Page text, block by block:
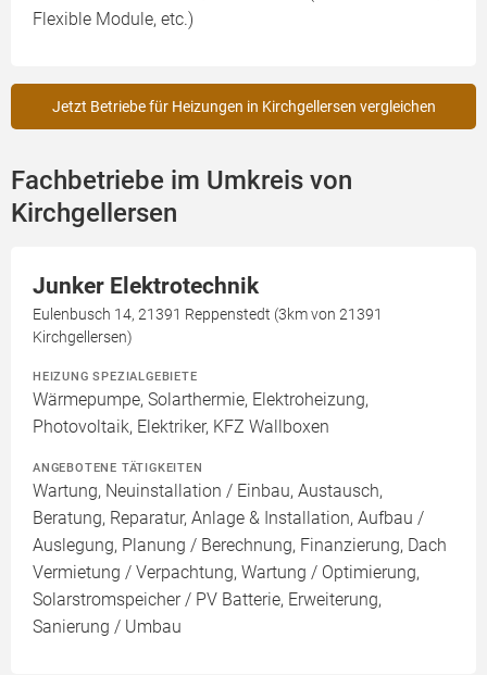
Flexible Module, etc.)
Jetzt Betriebe für Heizungen in Kirchgellersen vergleichen
Fachbetriebe im Umkreis von
Kirchgellersen
Junker Elektrotechnik
Eulenbusch 14, 21391 Reppenstedt (3km von 21391
Kirchgellersen)
HEIZUNG SPEZIALGEBIETE
Wärmepumpe, Solarthermie, Elektroheizung,
Photovoltaik, Elektriker, KFZ Wallboxen
ANGEBOTENE TÄTIGKEITEN
Wartung, Neuinstallation / Einbau, Austausch,
Beratung, Reparatur, Anlage & Installation, Aufbau /
Auslegung, Planung / Berechnung, Finanzierung, Dach
Vermietung / Verpachtung, Wartung / Optimierung,
Solarstromspeicher / PV Batterie, Erweiterung,
Sanierung / Umbau